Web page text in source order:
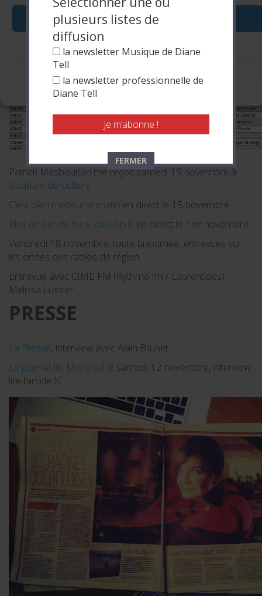
Accepter
Patrick Masbourian me reçoit samedi 19 novembre à
Bouillant de Culture
C’est bien meilleur le matin en direct le 15 novembre
Plus on est de fous, plus on lit en direct le 1 er novembre
Vendredi 18 novembre, toute la journée, entrevues sur
les ondes des radios de région
Entrevue avec CIME FM (Rythme fm / Laurentides),
Mélissa Lussier
PRESSE
La Presse, interview avec Alain Brunet
Le journal de Montréal le samedi 12 novembre, interview.
lire l’article ICI
plusieurs listes de
diffusion
la newsletter Musique de Diane
Tell
la newsletter professionnelle de
Diane Tell
FERMER